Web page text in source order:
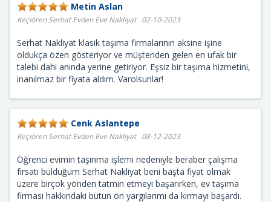
Metin Aslan
Keçiören Serhat Evden Eve Nakliyat 02-10-2023
Serhat Nakliyat klasik taşıma firmalarının aksine işine
oldukça özen gösteriyor ve müşteriden gelen en ufak bir
talebi dahi anında yerine getiriyor. Eşsiz bir taşıma hizmetini,
inanılmaz bir fiyata aldım. Varolsunlar!
Cenk Aslantepe
Keçiören Serhat Evden Eve Nakliyat 08-12-2023
Öğrenci evimin taşınma işlemi nedeniyle beraber çalışma
fırsatı bulduğum Serhat Nakliyat beni başta fiyat olmak
üzere birçok yönden tatmin etmeyi başarırken, ev taşıma
firması hakkındaki bütün ön yargılarımı da kırmayı başardı.